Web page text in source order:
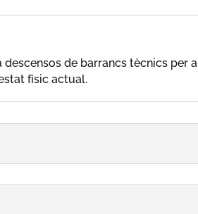
de barrancs tècnics per a
físic actual.